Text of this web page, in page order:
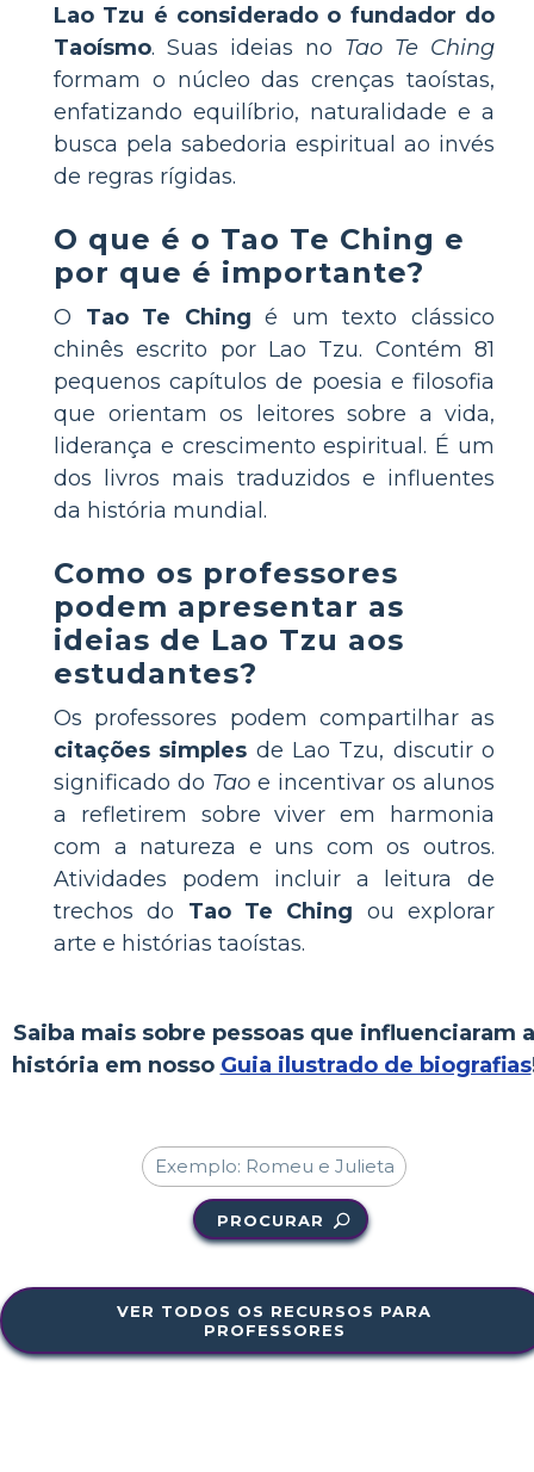
Lao Tzu é considerado o fundador do
Taoísmo. Suas ideias no Tao Te Ching
formam o núcleo das crenças taoístas,
enfatizando equilíbrio, naturalidade e a
busca pela sabedoria espiritual ao invés
de regras rígidas.
O que é o Tao Te Ching e
por que é importante?
O Tao Te Ching é um texto clássico
chinês escrito por Lao Tzu. Contém 81
pequenos capítulos de poesia e filosofia
que orientam os leitores sobre a vida,
liderança e crescimento espiritual. É um
dos livros mais traduzidos e influentes
da história mundial.
Como os professores
podem apresentar as
ideias de Lao Tzu aos
estudantes?
Os professores podem compartilhar as
citações simples de Lao Tzu, discutir o
significado do Tao e incentivar os alunos
a refletirem sobre viver em harmonia
com a natureza e uns com os outros.
Atividades podem incluir a leitura de
trechos do Tao Te Ching ou explorar
arte e histórias taoístas.
Saiba mais sobre pessoas que influenciaram a
história em nosso Guia ilustrado de biografias
PROCURAR
VER TODOS OS RECURSOS PARA
PROFESSORES